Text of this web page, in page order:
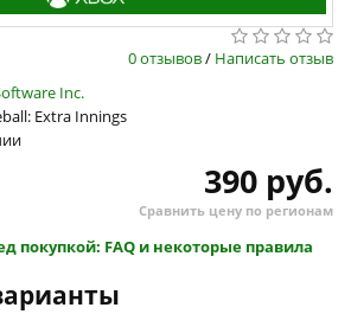
0 отзывов/ Написать отзыв
Inc.
Extra Innings
390 руб.
Сравнить цену по регионам
покупкой: FAQ и некоторые правила